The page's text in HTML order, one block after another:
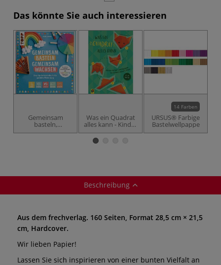
Das könnte Sie auch interessieren
Gemeinsam
basteln,
gemeinsam
Was ein Quadrat
alles kann - Kinder
falten und basteln
zu kleinen
Geschichten
14 Farben
URSUS® Farbige
Bastelwellpappe
Beschreibung
Aus dem frechverlag. 160 Seiten, Format 28,5 cm × 21,5
cm, Hardcover.
Wir lieben Papier!
Lassen Sie sich inspirieren von einer bunten Vielfalt an